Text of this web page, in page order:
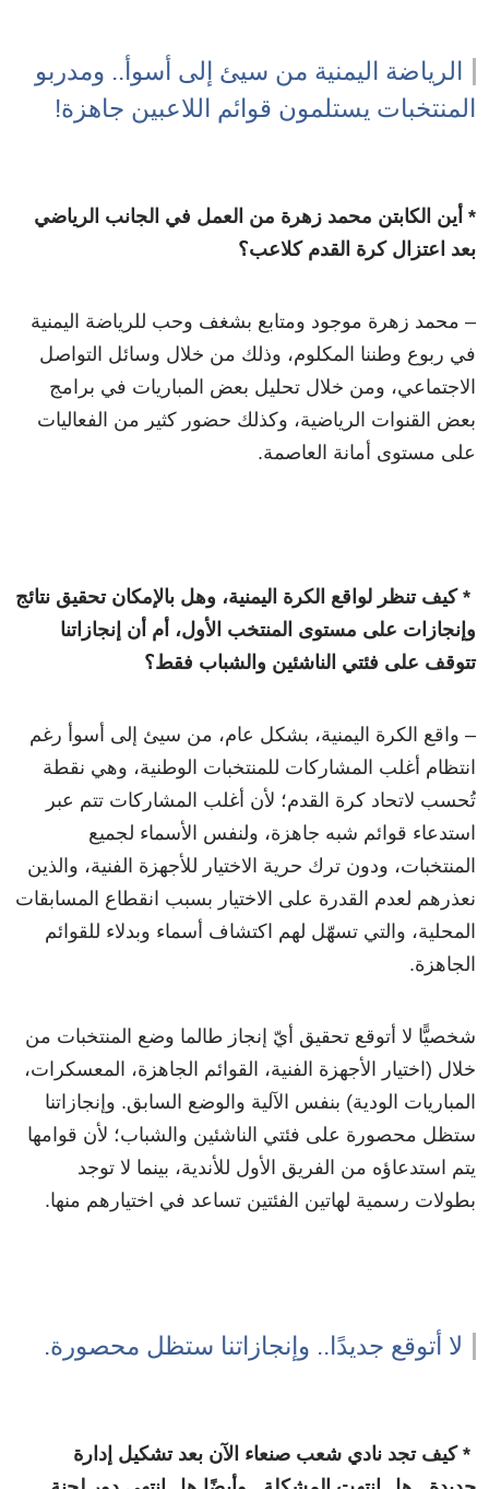
الرياضة اليمنية من سيئ إلى أسوأ.. ومدربو
المنتخبات يستلمون قوائم اللاعبين جاهزة!
* أين الكابتن محمد زهرة من العمل في الجانب الرياضي
بعد اعتزال كرة القدم كلاعب؟
– محمد زهرة موجود ومتابع بشغف وحب للرياضة اليمنية
في ربوع وطننا المكلوم، وذلك من خلال وسائل التواصل
الاجتماعي، ومن خلال تحليل بعض المباريات في برامج
بعض القنوات الرياضية، وكذلك حضور كثير من الفعاليات
على مستوى أمانة العاصمة.
* كيف تنظر لواقع الكرة اليمنية، وهل بالإمكان تحقيق نتائج
وإنجازات على مستوى المنتخب الأول، أم أن إنجازاتنا
تتوقف على فئتي الناشئين والشباب فقط؟
– واقع الكرة اليمنية، بشكل عام، من سيئ إلى أسوأ رغم
انتظام أغلب المشاركات للمنتخبات الوطنية، وهي نقطة
تُحسب لاتحاد كرة القدم؛ لأن أغلب المشاركات تتم عبر
استدعاء قوائم شبه جاهزة، ولنفس الأسماء لجميع
المنتخبات، ودون ترك حرية الاختيار للأجهزة الفنية، والذين
نعذرهم لعدم القدرة على الاختيار بسبب انقطاع المسابقات
المحلية، والتي تسهّل لهم اكتشاف أسماء وبدلاء للقوائم
الجاهزة.
شخصيًّا لا أتوقع تحقيق أيّ إنجاز طالما وضع المنتخبات من
خلال (اختيار الأجهزة الفنية، القوائم الجاهزة، المعسكرات،
المباريات الودية) بنفس الآلية والوضع السابق. وإنجازاتنا
ستظل محصورة على فئتي الناشئين والشباب؛ لأن قوامها
يتم استدعاؤه من الفريق الأول للأندية، بينما لا توجد
بطولات رسمية لهاتين الفئتين تساعد في اختيارهم منها.
لا أتوقع جديدًا.. وإنجازاتنا ستظل محصورة.
* كيف تجد نادي شعب صنعاء الآن بعد تشكيل إدارة